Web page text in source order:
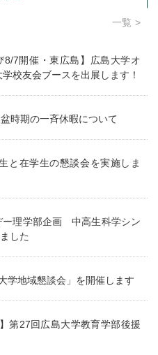
一覧
8/7開催・東広島】広島大学オ
校友会ブースを出展します！
時期の一斉休暇について
と在学生の懇談会を実施しま
ー理学部企画 中高生科学シン
した
学地域懇談会」を開催します
第27回広島大学教育学部後援